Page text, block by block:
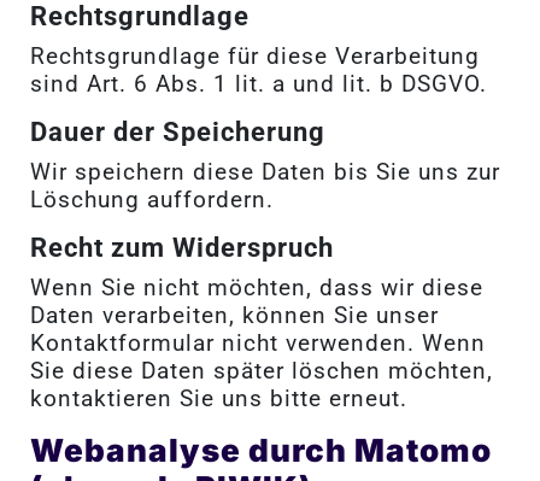
Rechtsgrundlage
Rechtsgrundlage für diese Verarbeitung
sind Art. 6 Abs. 1 lit. a und lit. b DSGVO.
Dauer der Speicherung
Wir speichern diese Daten bis Sie uns zur
Löschung auffordern.
Recht zum Widerspruch
Wenn Sie nicht möchten, dass wir diese
Daten verarbeiten, können Sie unser
Kontaktformular nicht verwenden. Wenn
Sie diese Daten später löschen möchten,
kontaktieren Sie uns bitte erneut.
Webanalyse durch Matomo